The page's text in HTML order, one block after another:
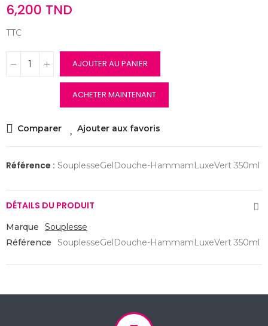
6,200 TND
TTC
AJOUTER AU PANIER
ACHETER MAINTENANT
Comparer Ajouter aux favoris
Référence : SouplesseGelDouche-HammamLuxeVert 350ml
DÉTAILS DU PRODUIT
Marque
Souplesse
Référence
SouplesseGelDouche-HammamLuxeVert 350ml